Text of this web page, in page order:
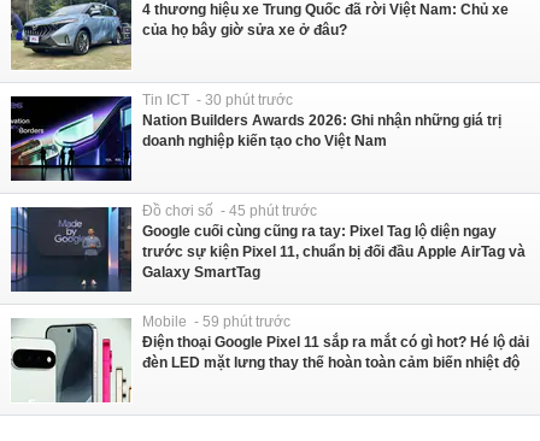
4 thương hiệu xe Trung Quốc đã rời Việt Nam: Chủ xe
của họ bây giờ sửa xe ở đâu?
Tin ICT - 30 phút trước
Nation Builders Awards 2026: Ghi nhận những giá trị
doanh nghiệp kiến tạo cho Việt Nam
Đồ chơi số - 45 phút trước
Google cuối cùng cũng ra tay: Pixel Tag lộ diện ngay
trước sự kiện Pixel 11, chuẩn bị đối đầu Apple AirTag và
Galaxy SmartTag
Mobile - 59 phút trước
Điện thoại Google Pixel 11 sắp ra mắt có gì hot? Hé lộ dải
đèn LED mặt lưng thay thế hoàn toàn cảm biến nhiệt độ